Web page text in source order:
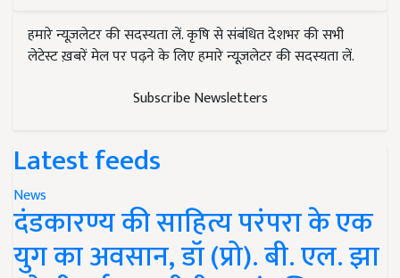
हमारे न्यूज़लेटर की सदस्यता लें. कृषि से संबंधित देशभर की सभी
लेटेस्ट ख़बरें मेल पर पढ़ने के लिए हमारे न्यूज़लेटर की सदस्यता लें.
Subscribe Newsletters
Latest feeds
News
दंडकारण्य की साहित्य परंपरा के एक
युग का अवसान, डॉ (प्रो). बी. एल. झा